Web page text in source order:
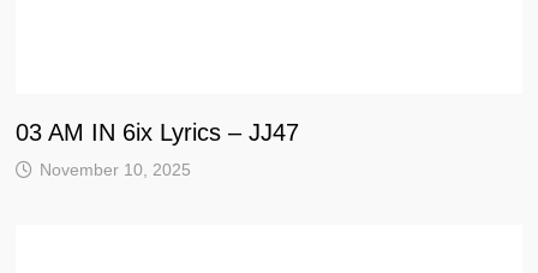
03 AM IN 6ix Lyrics – JJ47
November 10, 2025